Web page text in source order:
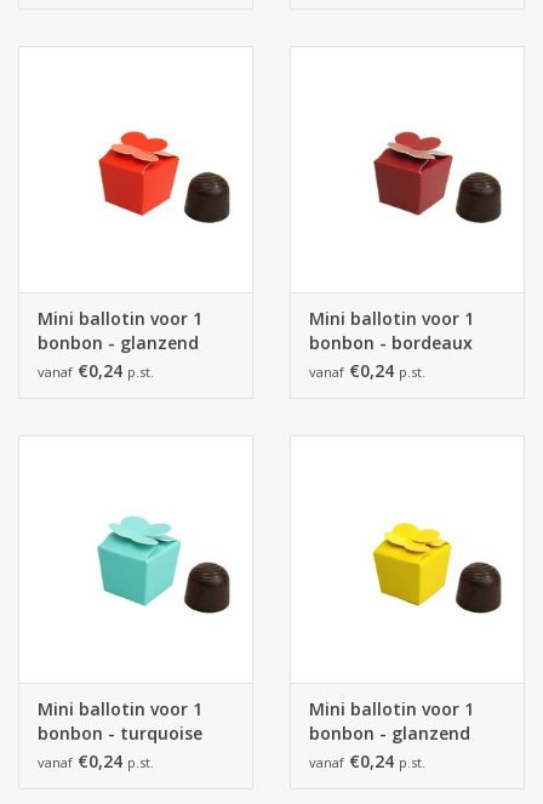
Mini ballotin voor 1
bonbon - glanzend
rood
vanaf €0,24 p.st.
Mini ballotin voor 1
bonbon - bordeaux
vanaf €0,24 p.st.
Mini ballotin voor 1
bonbon - turquoise
vanaf €0,24 p.st.
Mini ballotin voor 1
bonbon - glanzend
geel
vanaf €0,24 p.st.